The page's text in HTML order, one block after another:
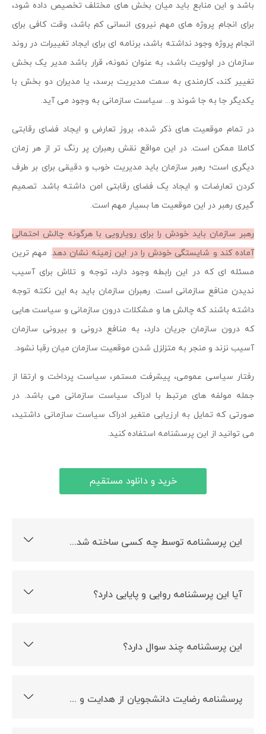
باشد و این منابع باید میان بخش های مختلف تخصیص داده شود،
برای انجام پروژه های مهم نیروی انسانی کم باشد، وقت کافی برای
انجام پروژه وجود نداشته باشد، برنامه ای برای ایجاد تغییرات در روند
سازمان در اولویت باشد، به عنوان نمونه، قرار باشد مدیر یک بخش
تغییر کند، کارمندی به سمت مدیریت برسد، یا مدیران دو بخش با
یکدیگر جا به جا شوند و... سیاست سازمانی به وجود می آید.
در تمام موقعیت های ذکر شده، بروز تعارض و ایجاد فضای رقابتی
کاملا ممکن است. در این مواقع نقش رهبران پر رنگ تر از هر زمان
دیگری است؛ رهبر سازمان باید مدیریت خوب و دقیقی برای بر طرف
کردن تعارضات و ایجاد یک فضای رقابتی امن داشته باشد. تصمیم
گیری رهبر در این موقعیت ها بسیار مهم است.
رهبر سازمان باید خودش را برای رویارویی با هرگونه چالش احتمالی
آماده کند و شایستگی خودش را در این زمینه نشان دهد. مهم ترین
مسئله ای که در این رابطه وجود دارد، توجه و تلاش برای آسیب
ندیدن منافع سازمانی است. رهبران سازمان باید به این نکته توجه
داشته باشند که چالش ها و مشکلات درون سازمانی و سیاست هایی
که درون سازمان جریان دارد، به منافع درونی و بیرونی سازمان
آسیب نزند و منجر به متزلزل شدن موقعیت سازمان میان رقبا نشود.
رفتار سیاسی عمومی، پیشرفت مستمر، سیاست پرداخت و ارتقا از
جمله مولفه های مرتبط با ادراک سیاست سازمانی می باشد. در
صورتی که تمایل به ارزیابی متغیر ادراک سیاست سازمانی داشتید،
می توانید از این پرسشنامه استفاده کنید.
خرید و دانلود مستقیم
این پرسشنامه توسط چه کسی ساخته شده است؟
آیا این پرسشنامه روایی و پایایی دارد؟
این پرسشنامه چند سوال دارد؟
پرسشنامه رضایت دانشجویان از هدایت و راهنمایی پایان نامه چیست؟